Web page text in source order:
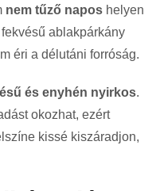
nem tűző napos helyen
ablakpárkány
éri a délutáni forróság.
és enyhén nyirkos.
okozhat, ezért
kissé kiszáradjon,